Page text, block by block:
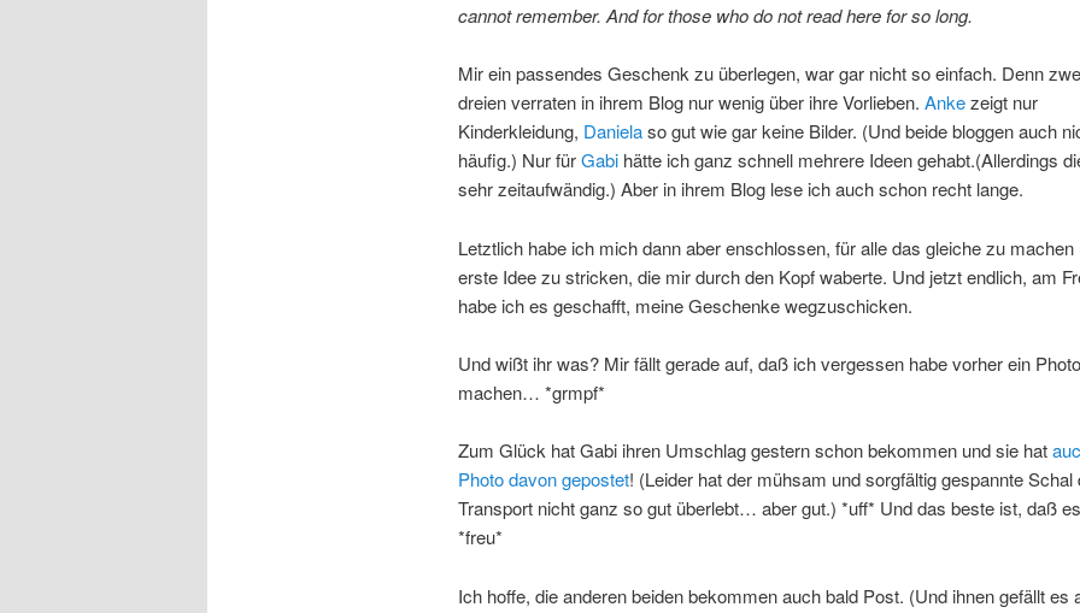
cannot remember. And for those who do not read here for so long.
Mir ein passendes Geschenk zu überlegen, war gar nicht so einfach. Denn
dreien verraten in ihrem Blog nur wenig über ihre Vorlieben. Ankezeigt nur
Kinderkleidung, Danielaso gut wie gar keine Bilder. (Und beide bloggen auch
häufig.) Nur fürGabihätte ich ganz schnell mehrere Ideen gehabt.(Allerdings
sehr zeitaufwändig.) Aber in ihrem Blog lese ich auch schon recht lange.
Letztlich habe ich mich dann aber enschlossen, für alle das gleiche zu machen
erste Idee zu stricken, die mir durch den Kopf waberte. Und jetzt endlich, am
habe ich es geschafft, meine Geschenke wegzuschicken.
Und wißt ihr was? Mir fällt gerade auf, daß ich vergessen habe vorher ein
machen… *grmpf*
Zum Glück hat Gabi ihren Umschlag gestern schon bekommen und sie hat
Photo davon gepostet! (Leider hat der mühsam und sorgfältig gespannte Schal
Transport nicht ganz so gut überlebt… aber gut.) *uff* Und das beste ist, daß
*freu*
Ich hoffe, die anderen beiden bekommen auch bald Post. (Und ihnen gefällt es